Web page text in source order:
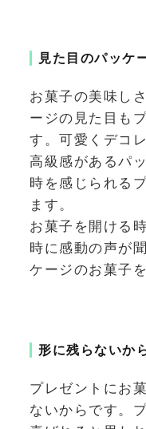
見た目のパッケ
お菓子の美味し
ージの見た目も
す。可愛くデコ
高級感があるパ
時を感じられる
ます。
お菓子を開ける
時に感動の声が
ケージのお菓子
形に残らないか
プレゼントにお
ないからです。